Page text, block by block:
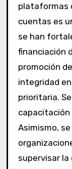
plataformas
cuentas es
se han
financiación
promoción
integridad
prioritaria.
capacitación
Asimismo,
supervisar